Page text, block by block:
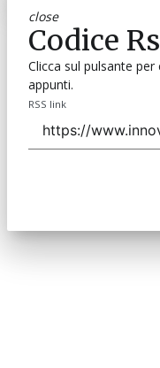
close
Codice
Clicca sul pulsante per
appunti.
RSS link